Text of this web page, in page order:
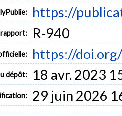
https://
rapport: R-940
https://
dépôt: 18 avr. 2023
29 juin 2026